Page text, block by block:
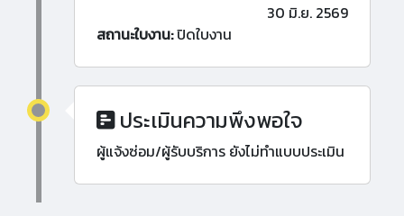
30 มิ.ย. 2569
สถานะใบงาน:ปิดใบงาน
ประเมินความพึงพอใจ
ผู้แจ้งซ่อม/ผู้รับบริการ ยังไม่ทำแบบประเมิน